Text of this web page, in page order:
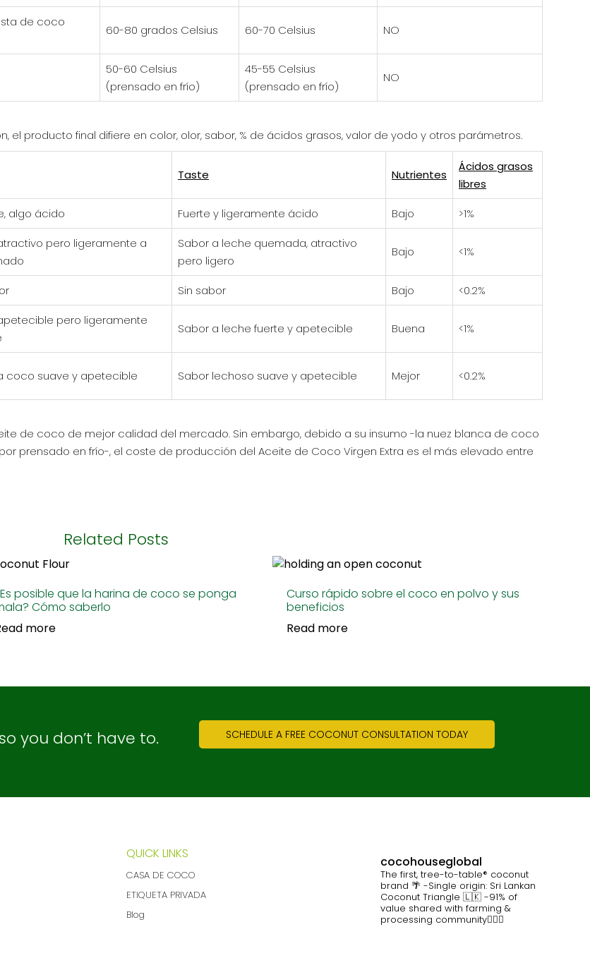
de coco
60-80 grados Celsius 60-70 Celsius NO
50-60 Celsius
(prensado en frío)
45-55 Celsius
(prensado en frío)
NO
producto final difiere en color, olor, sabor, % de ácidos grasos, valor de yodo y otros parámetros.
Taste Nutrientes
Ácidos grasos
libres
algo ácido Fuerte y ligeramente ácido Bajo >1%
pero ligeramente a
Sabor a leche quemada, atractivo
pero ligero
Bajo <1%
Sin sabor Bajo <0.2%
pero ligeramente
Sabor a leche fuerte y apetecible Buena <1%
coco suave y apetecible Sabor lechoso suave y apetecible Mejor <0.2%
de coco de mejor calidad del mercado. Sin embargo, debido a su insumo -la nuez blanca de coco
prensado en frío-, el coste de producción del Aceite de Coco Virgen Extra es el más elevado entre
Related Posts
posible que la harina de coco se ponga
Cómo saberlo
more
Curso rápido sobre el coco en polvo y sus
beneficios
Read more
you don’t have to. SCHEDULE A FREE COCONUT CONSULTATION TODAY
QUICK LINKS
CASA DE COCO
ETIQUETA PRIVADA
Blog
cocohouseglobal
The first, tree-to-table® coconut
brand 🌴 -Single origin: Sri Lankan
Coconut Triangle 🇱🇰 -91% of
value shared with farming &
processing community👷🏽‍♀️